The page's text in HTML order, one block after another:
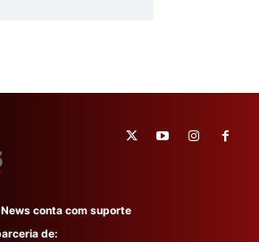
conta com suporte
de: